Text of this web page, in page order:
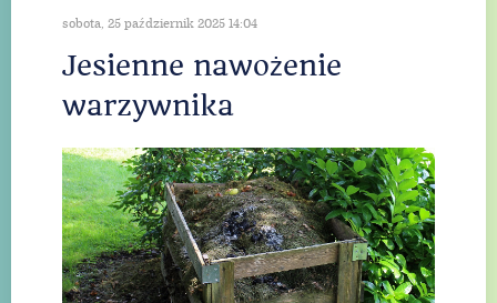
sobota, 25 październik 2025 14:04
Jesienne nawożenie
warzywnika